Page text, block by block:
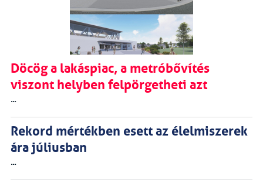
Döcög a lakáspiac, a metróbővítés
viszont helyben felpörgetheti azt
...
Rekord mértékben esett az élelmiszerek
ára júliusban
...